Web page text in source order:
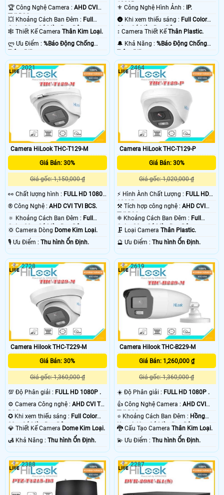
🏆 Công Nghệ Camera : AHD CVI
TVI BCS.
💥 Khoảng Cách Ban Đêm : Full
Color 20m Có Màu Ban Đêm.
🕸️ Thiết Kế Camera Thân Kim Loại.
️ლ Ưu Điểm : %Báo Động Chống
1080P .
⚜️ Công Nghệ Hình Ảnh :
IP.
🌚 Khi xem thiếu sáng : Full Color
20m Có Màu Ban Đêm.
↕️ Camera Thiết KếThân Plastic.
️🔔 Khả Năng :%Báo Động Chống
Camera HiLook THC-T129-M
Giá Bán: 30%
Giá gốc: 1,150,000 ₫
️👀 Chất lượng hình : FULL HD 1080P
.
®️ Công Nghệ : AHD CVI TVI BCS.
🔅 Khoảng Cách Ban Đêm : Full
Color 20m Có Màu Ban Đêm.
💢 Camera Dòng Dome Kim Loại.
️🎙 Ưu Điểm : Thu hình Ổn Định.
2021
Camera HiLook THC-T129-P
Giá Bán: 30%
Giá gốc: 1,020,000 ₫
️⚡ Hình Ành Chất Lượng : FULL HD
1080P .
⚒ Tích hợp công nghệ :AHD CVI
TVI BCS.
❈ Khoảng Cách Ban Đêm : Full
Color 20m Có Màu Ban Đêm.
🗜️ Loại CameraThân Plastic.
️🔮 Ưu Điểm :Thu hình Ổn Định.
2464
Camera Hilook THC-T229-M
Giá Bán: 30%
Giá gốc: 1,360,000 ₫
💯 Độ Phân giải : FULL HD 1080P .
⚙ Camera Công nghệ : AHD CVI TVI
BCS.
✪ Khi xem thiếu sáng : Full Color
20m Có Màu Ban Đêm.
💎 Thiết Kế Camera Dome Kim Loại.
️🛃 Khả Năng : Thu hình Ổn Định.
2728
Camera Hilook THC-B229-M
Giá Bán: 1,260,000 ₫
Giá gốc: 1,360,000 ₫
☀️ Độ Phân giải : FULL HD 1080P .
👍 Công Nghệ Camera :AHD CVI
TVI BCS.
⭐ Khoảng Cách Ban Đêm : Hồng
Ngoại 40m Có Màu Ban Đêm.
🐉️ Cấu Tạo CameraThân Kim Loại.
️💫 Ưu Điểm :Thu hình Ổn Định.
2619
2388 2287